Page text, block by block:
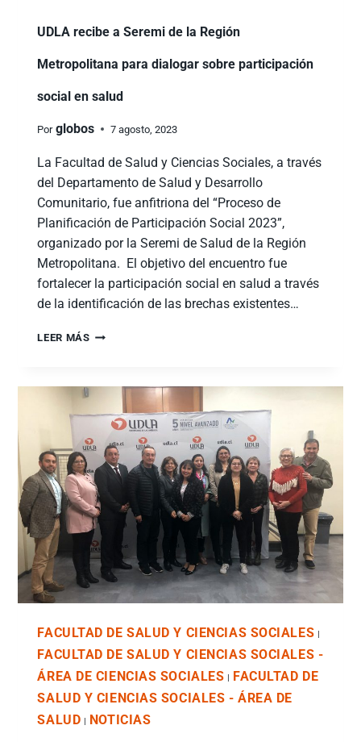
UDLA recibe a Seremi de la Región
Metropolitana para dialogar sobre participación
social en salud
Por globos 7 agosto, 2023
La Facultad de Salud y Ciencias Sociales, a través
del Departamento de Salud y Desarrollo
Comunitario, fue anfitriona del “Proceso de
Planificación de Participación Social 2023”,
organizado por la Seremi de Salud de la Región
Metropolitana. El objetivo del encuentro fue
fortalecer la participación social en salud a través
de la identificación de las brechas existentes…
LEER MÁS
FACULTAD DE SALUD Y CIENCIAS SOCIALES
FACULTAD DE SALUD Y CIENCIAS SOCIALES -
ÁREA DE CIENCIAS SOCIALES
FACULTAD DE
SALUD Y CIENCIAS SOCIALES - ÁREA DE
SALUD
NOTICIAS